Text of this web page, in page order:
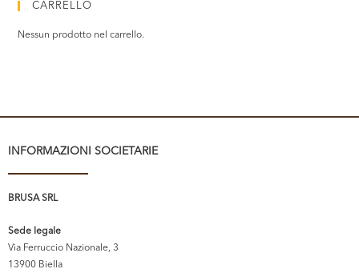
CARRELLO
Nessun prodotto nel carrello.
INFORMAZIONI SOCIETARIE
BRUSA SRL
Sede legale
Via Ferruccio Nazionale, 3
13900 Biella